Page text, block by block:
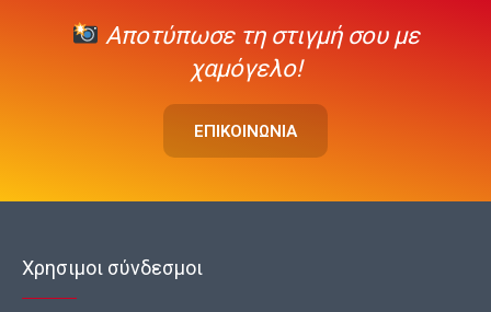
Αποτύπωσε τη στιγμή σου με
χαμόγελο!
ΕΠΙΚΟΙΝΩΝΙΑ
Χρησιμοι σύνδεσμοι